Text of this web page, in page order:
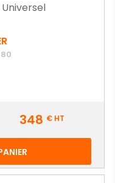
348 € HT